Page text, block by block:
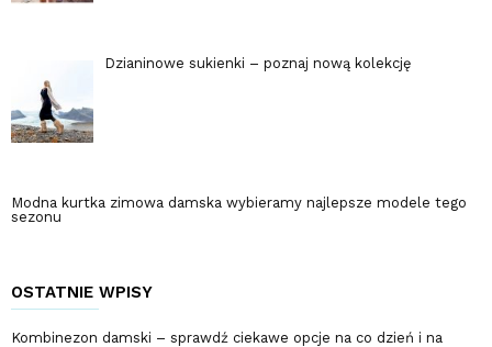
Dzianinowe sukienki – poznaj nową kolekcję
Modna kurtka zimowa damska wybieramy najlepsze modele tego
sezonu
OSTATNIE WPISY
Kombinezon damski – sprawdź ciekawe opcje na co dzień i na